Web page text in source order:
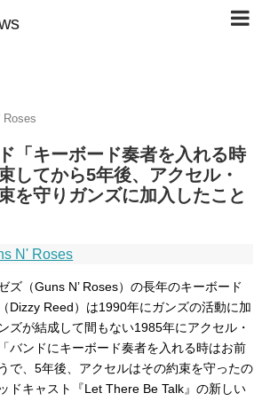
Roses
「キーボード奏者を入れる時
してから5年後、アクセル・
を守りガンズに加入したこと
N' Roses
ズ（Guns N’ Roses）の長年のキーボード
Dizzy Reed）は1990年にガンズの活動に加
ズが結成して間もない1985年にアクセル・
バンドにキーボード奏者を入れる時はお前
で、5年後、アクセルはその約束を守ったの
ドキャスト『Let There Be Talk』の新しい